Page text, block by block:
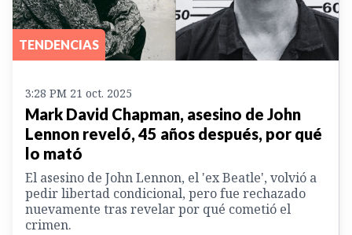
TENDENCIAS
3:28 PM 21 oct. 2025
Mark David Chapman, asesino de John
Lennon reveló, 45 años después, por qué
lo mató
El asesino de John Lennon, el 'ex Beatle', volvió a
pedir libertad condicional, pero fue rechazado
nuevamente tras revelar por qué cometió el
crimen.